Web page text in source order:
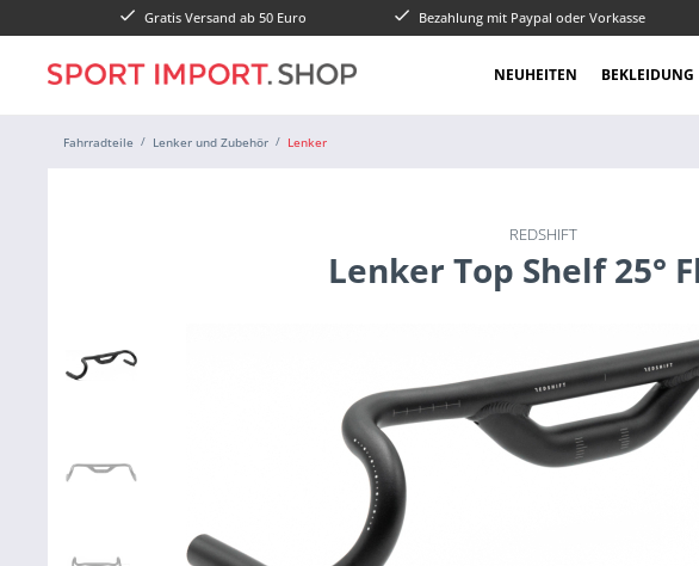
Gratis Versand ab 50 Euro Bezahlung mit Paypal oder Vorkasse
NEUHEITEN BEKLEIDUNG
Fahrradteile Lenker und Zubehör Lenker
REDSHIFT
Lenker Top Shelf 25°